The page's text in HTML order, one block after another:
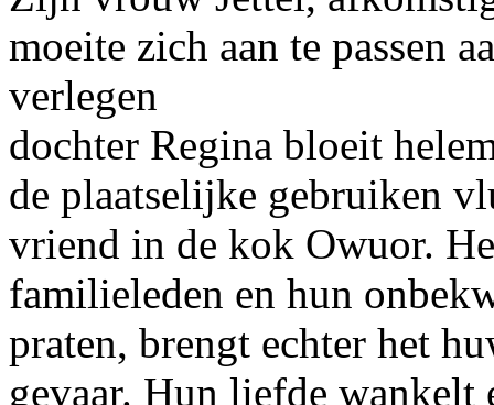
moeite zich aan te passen
verlegen
dochter Regina bloeit
de plaatselijke gebruiken
vriend in de kok Owuor.
familieleden en hun
praten, brengt echter het
gevaar. Hun liefde wankelt